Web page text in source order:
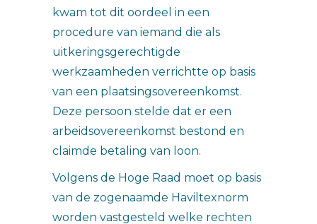
kwam tot dit oordeel in een
procedure van iemand die als
uitkeringsgerechtigde
werkzaamheden verrichtte op basis
van een plaatsingsovereenkomst.
Deze persoon stelde dat er een
arbeidsovereenkomst bestond en
claimde betaling van loon.
Volgens de Hoge Raad moet op basis
van de zogenaamde Haviltexnorm
worden vastgesteld welke rechten